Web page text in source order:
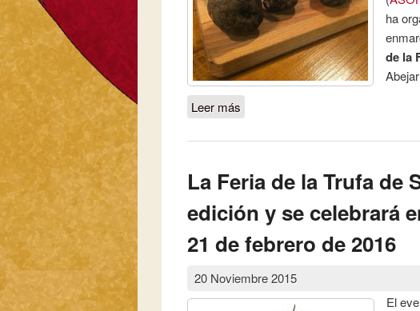
ha
de la
Leer más
La Feria de la Trufa de
edición y se celebrará
21 de febrero de 2016
20 Noviembre 2015
El